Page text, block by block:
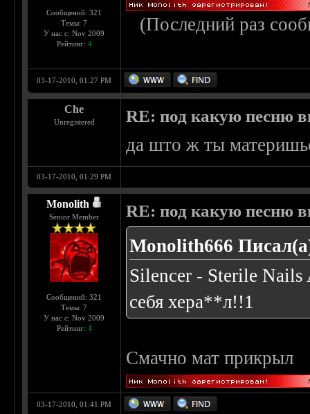
Сообщений: 321
Темы: 7
У нас с: Nov 2009
Рейтинг: 4
(Последний раз
03-17-2010, 01:27 PM
Che
Unregistered RE: под какую песню
да што ж ты
03-17-2010, 01:29 PM
Monolith
Senior Member
Сообщений: 321
Темы: 7
У нас с: Nov 2009
Рейтинг: 4
RE: под какую песню
Monolith666
Silencer - Sterile
себя хера**л!!1
Смачно мат прикрыл
03-17-2010, 01:41 PM